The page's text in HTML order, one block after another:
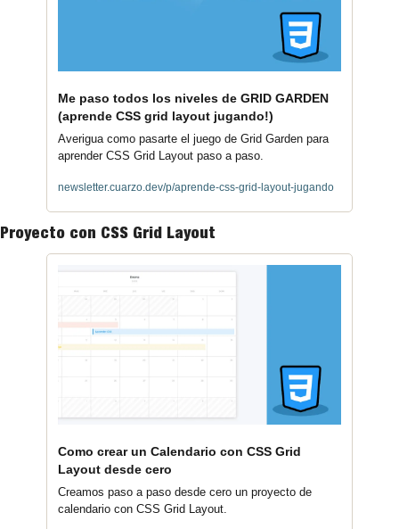
Me paso todos los niveles de GRID GARDEN
(aprende CSS grid layout jugando!)
Averigua como pasarte el juego de Grid Garden para
aprender CSS Grid Layout paso a paso.
newsletter.cuarzo.dev/p/aprende-css-grid-layout-jugando
Proyecto con CSS Grid Layout
Como crear un Calendario con CSS Grid
Layout desde cero
Creamos paso a paso desde cero un proyecto de
calendario con CSS Grid Layout.